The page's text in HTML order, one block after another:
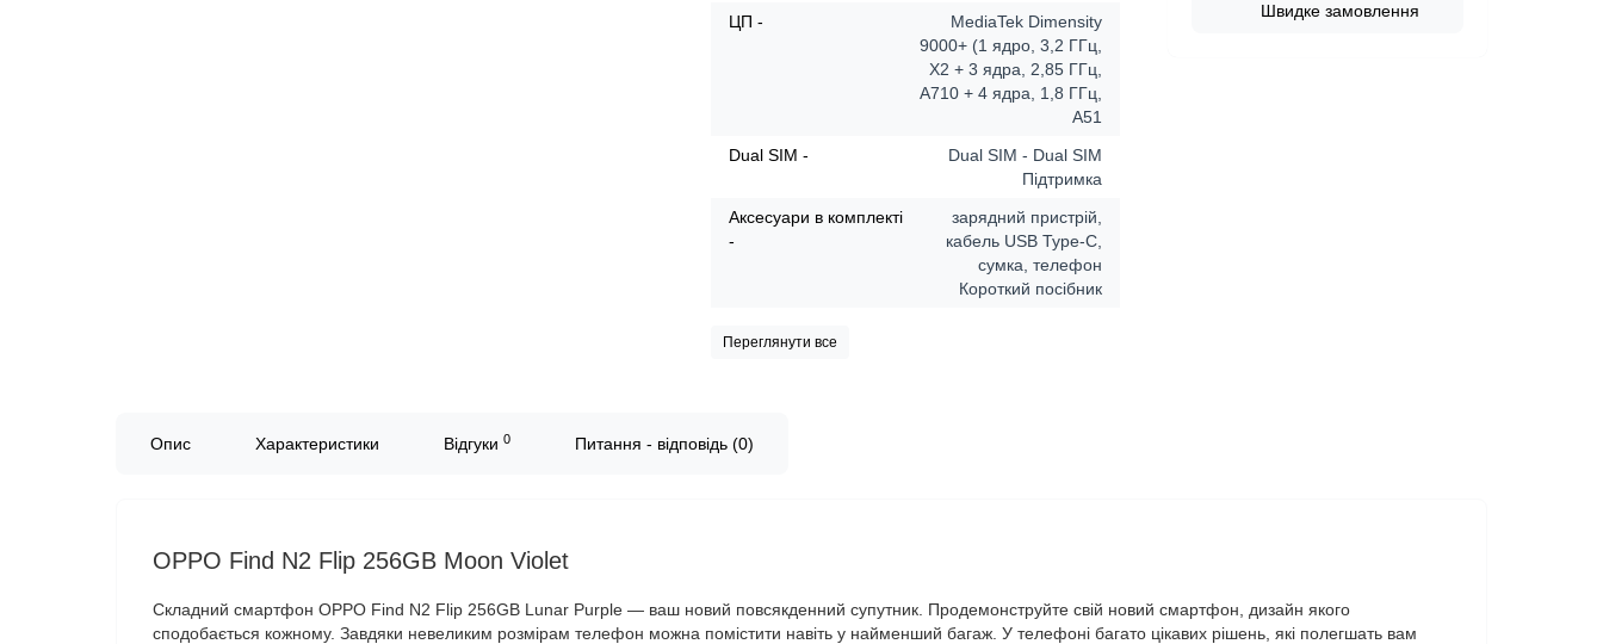
ЦП -
MediaTek Dimensity
9000+ (1 ядро, 3,2 ГГц,
X2 + 3 ядра, 2,85 ГГц,
A710 + 4 ядра, 1,8 ГГц,
A51
Dual SIM -
Dual SIM - Dual SIM
Підтримка
Аксесуари в комплекті
-
зарядний пристрій,
кабель USB Type-C,
сумка, телефон
Короткий посібник
Переглянути все
Швидке замовлення
Опис Характеристики Відгуки 0 Питання - відповідь (0)
OPPO Find N2 Flip 256GB Moon Violet
Складний смартфон OPPO Find N2 Flip 256GB Lunar Purple — ваш новий повсякденний супутник. Продемонструйте свій новий смартфон, дизайн якого
сподобається кожному. Завдяки невеликим розмірам телефон можна помістити навіть у найменший багаж. У телефоні багато цікавих рішень, які полегшать вам